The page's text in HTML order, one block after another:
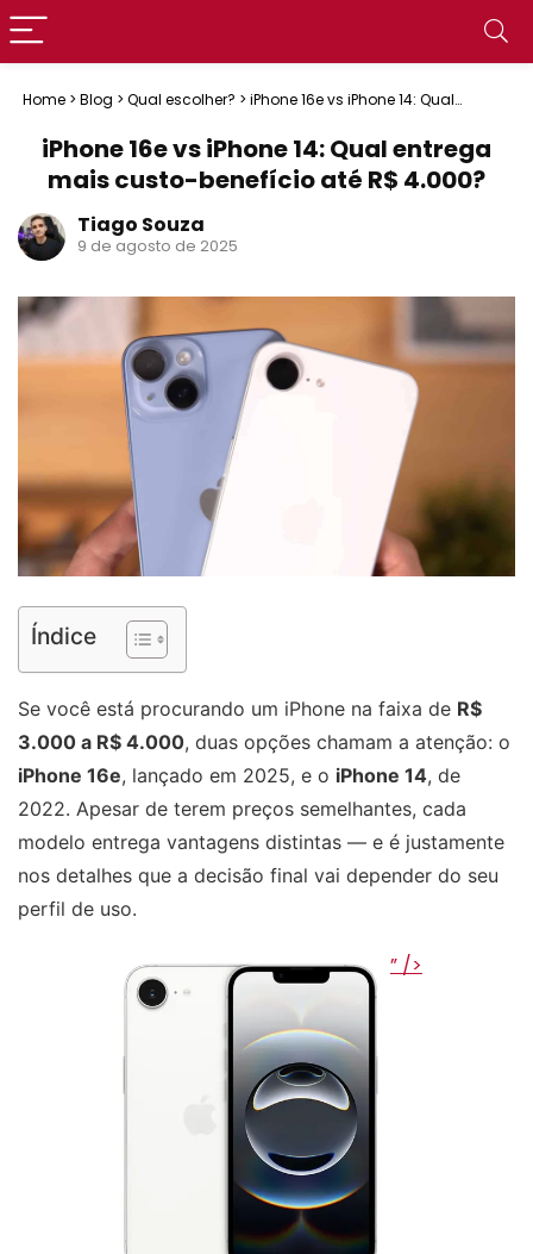
Home > Blog > Qual escolher? > iPhone 16e vs iPhone 14: Qual
iPhone 16e vs iPhone 14: Qual entrega
mais custo-benefício até R$ 4.000?
Tiago Souza
9 de agosto de 2025
Índice
Se você está procurando um iPhone na faixa de R$
3.000 a R$ 4.000, duas opções chamam a atenção: o
iPhone 16e, lançado em 2025, e o iPhone 14, de
2022. Apesar de terem preços semelhantes, cada
modelo entrega vantagens distintas — e é justamente
nos detalhes que a decisão final vai depender do seu
perfil de uso.
” />